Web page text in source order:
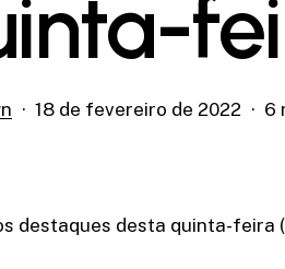
18 de fevereiro de 2022 6
destaques desta quinta-feira